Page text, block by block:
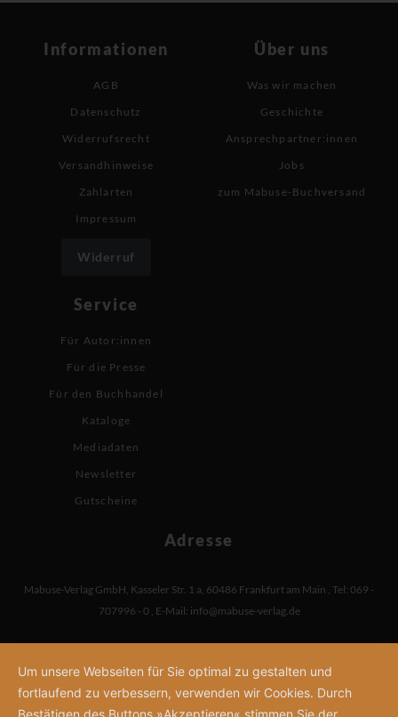
Informationen
AGB
Datenschutz
Widerrufsrecht
Versandhinweise
Zahlarten
Impressum
Widerruf
Über uns
Was wir machen
Geschichte
Ansprechpartner:innen
Jobs
zum Mabuse-Buchversand
Service
Für Autor:innen
Für die Presse
Für den Buchhandel
Kataloge
Mediadaten
Newsletter
Gutscheine
Adresse
Mabuse-Verlag GmbH Kasseler Str. 1 a 60486 Frankfurt am Main Tel: 069 -
707996 - 0 E-Mail: info@mabuse-verlag.de
Um unsere Webseiten für Sie optimal zu gestalten und
fortlaufend zu verbessern, verwenden wir Cookies. Durch
Bestätigen des Buttons »Akzeptieren« stimmen Sie der